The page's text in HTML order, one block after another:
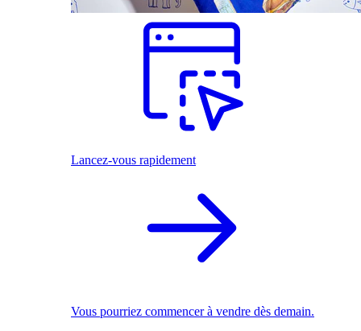
Lancez-vous rapidement
Vous pourriez commencer à vendre dès demain.